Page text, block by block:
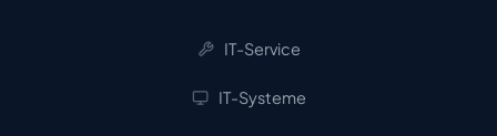
IT-Service
IT-Systeme